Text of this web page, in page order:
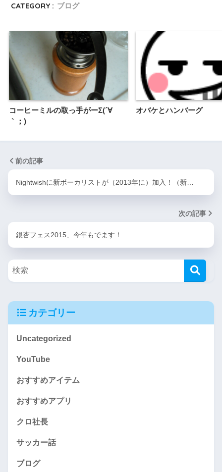
CATEGORY : ブログ
コーヒーミルの取っ手がーΣ(´∀
｀；)
オバケとハンバーグ
前の記事
Nightwishに新ボーカリストが（2013年に）加入！（新…
次の記事
銀杏フェス2015、今年もでます！
カテゴリー
Uncategorized
YouTube
おすすめアイテム
おすすめアプリ
クロ社長
サッカー話
ブログ